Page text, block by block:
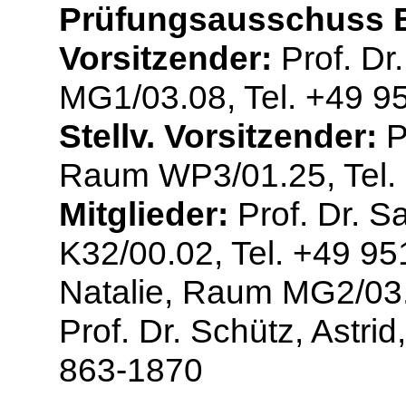
Prüfungsausschuss
Vorsitzender: Prof.
MG1/03.08, Tel. +49
Stellv. Vorsitzender:
Raum WP3/01.25,
Mitglieder: Prof. Dr.
K32/00.02, Tel. +49
Natalie, Raum MG2/
Prof. Dr. Schütz,
863-1870